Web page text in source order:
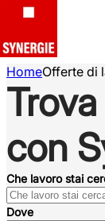
HomeOfferte di
con
Che lavoro stai
Dove